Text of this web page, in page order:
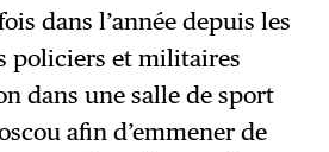
dans l’année depuis les
policiers et militaires
dans une salle de sport
afin d’emmener de